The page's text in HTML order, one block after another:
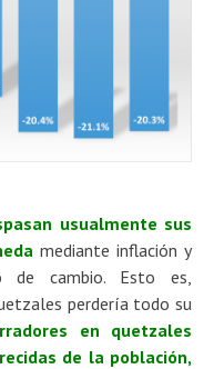
usualmente sus
mediante inflación y
de cambio. Esto es,
perdería todo su
en quetzales
de la población,